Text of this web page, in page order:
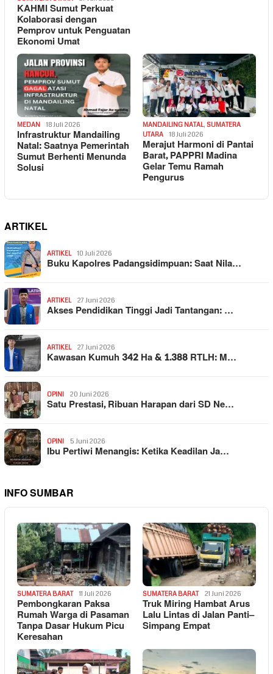
KAHMI Sumut Perkuat
Kolaborasi dengan
Pemprov untuk Penguatan
Ekonomi Umat
MEDAN 18 Juli 2026
Infrastruktur Mandailing
Natal: Saatnya Pemerintah
Sumut Berhenti Menunda
Solusi
MANDAILING NATAL, SUMATERA
UTARA
18 Juli 2026
Merajut Harmoni di Pantai
Barat, PAPPRI Madina
Gelar Temu Ramah
Pengurus
ARTIKEL
ARTIKEL 10 Juli 2026
Buku Kapolres Padangsidimpuan: Saat Nila…
ARTIKEL 27 Juni 2026
Akses Pendidikan Tinggi Jadi Tantangan: …
ARTIKEL 27 Juni 2026
Kawasan Kumuh 342 Ha & 1.388 RTLH: M…
OPINI 20 Juni 2026
Satu Prestasi, Ribuan Harapan dari SD Ne…
OPINI 5 Juni 2026
Ibu Pertiwi Menangis: Ketika Keadilan Ja…
INFO SUMBAR
SUMATERA BARAT 11 Juli 2026
Pembongkaran Paksa
Rumah Warga di Pasaman
Tanpa Dasar Hukum Picu
Keresahan
SUMATERA BARAT 21 Juni 2026
Truk Miring Hambat Arus
Lalu Lintas di Jalan Panti–
Simpang Empat